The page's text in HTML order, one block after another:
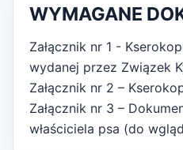
WYMAGANE
Załącznik nr 1 -
wydanej przez Związek
Załącznik nr 2 –
Załącznik nr 3 –
właściciela psa (do